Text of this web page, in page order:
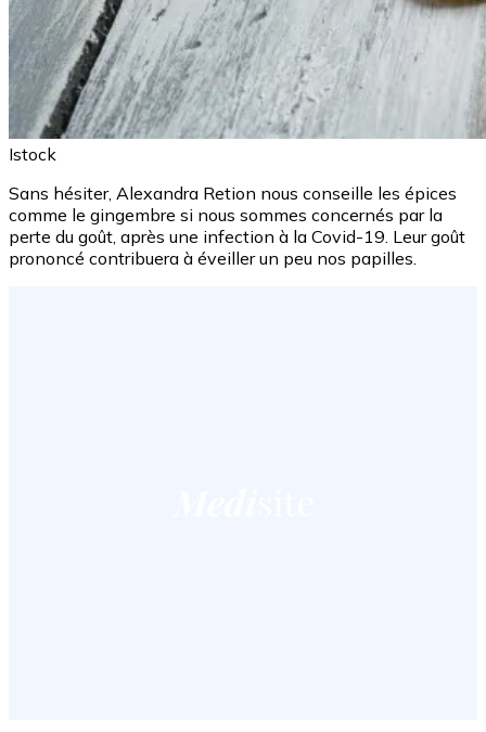
Istock
Sans hésiter, Alexandra Retion nous conseille les épices
comme le gingembre si nous sommes concernés par la
perte du goût, après une infection à la Covid-19. Leur goût
prononcé contribuera à éveiller un peu nos papilles.